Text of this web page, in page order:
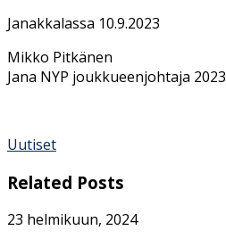
Janakkalassa 10.9.2023
Mikko Pitkänen
Jana NYP joukkueenjohtaja 2023
Uutiset
Related Posts
23 helmikuun, 2024